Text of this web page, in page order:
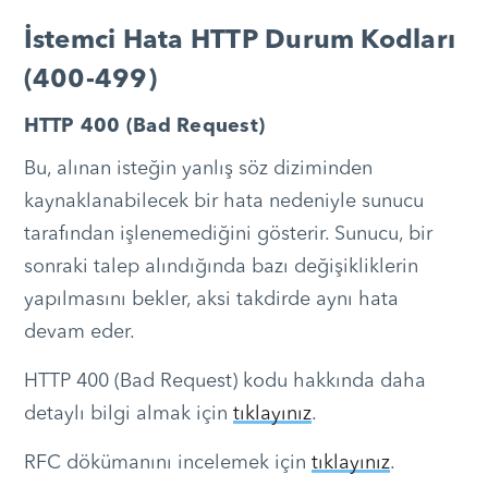
İstemci Hata HTTP Durum Kodları
(400-499)
HTTP 400 (Bad Request)
Bu, alınan isteğin yanlış söz diziminden
kaynaklanabilecek bir hata nedeniyle sunucu
tarafından işlenemediğini gösterir. Sunucu, bir
sonraki talep alındığında bazı değişikliklerin
yapılmasını bekler, aksi takdirde aynı hata
devam eder.
HTTP 400 (Bad Request) kodu hakkında daha
detaylı bilgi almak için tıklayınız.
RFC dökümanını incelemek için tıklayınız.